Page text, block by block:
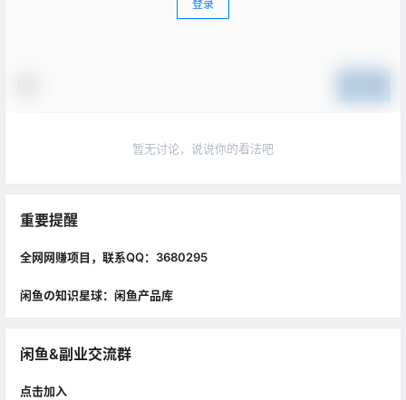
登录
暂无讨论，说说你的看法吧
重要提醒
全网网赚项目，联系QQ：3680295
闲鱼の知识星球：闲鱼产品库
闲鱼&副业交流群
点击加入